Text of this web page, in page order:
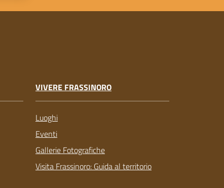
VIVERE FRASSINORO
Luoghi
Eventi
Gallerie Fotografiche
Visita Frassinoro: Guida al territorio